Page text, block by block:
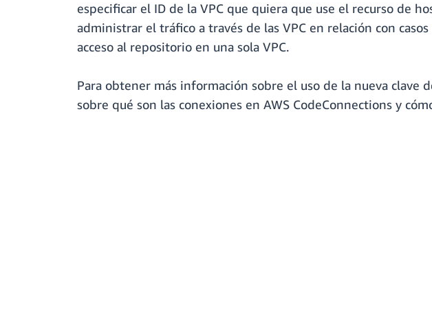
especificar el ID de la VPC que quiera que use el recurso de
administrar el tráfico a través de las VPC en relación con
acceso al repositorio en una sola VPC.
Para obtener más información sobre el uso de la nueva clave
sobre qué son las conexiones en AWS CodeConnections y